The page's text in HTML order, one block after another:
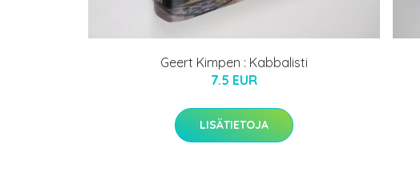
Geert Kimpen : Kabbalisti
7.5 EUR
LISÄTIETOJA